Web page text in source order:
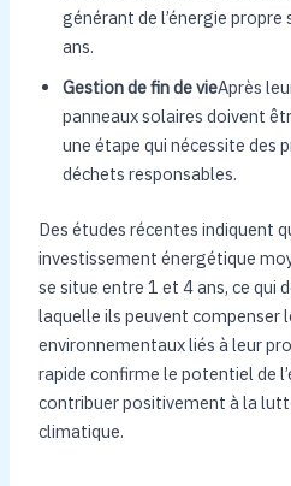
générant de l’énergie propre
ans.
Gestion de fin de vieAprès
panneaux solaires doivent
une étape qui nécessite des
déchets responsables.
Des études récentes indiquent
investissement énergétique
se situe entre 1 et 4 ans, ce qui
laquelle ils peuvent compenser
environnementaux liés à leur
rapide confirme le potentiel de
contribuer positivement à la
climatique.